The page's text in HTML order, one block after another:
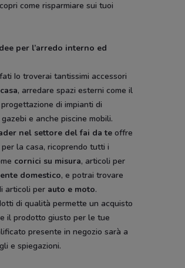
come risparmiare sui tuoi
per l’arredo interno ed
Io troverai tantissimi accessori
, arredare spazi esterni come il
di impianti di
e anche piscine mobili.
nel settore del fai da te offre
la casa, ricoprendo tutti i
cornici su misura, articoli per
domestico, e potrai trovare
articoli per auto e moto.
di qualità permette un acquisto
il prodotto giusto per le tue
presente in negozio sarà a
e spiegazioni.